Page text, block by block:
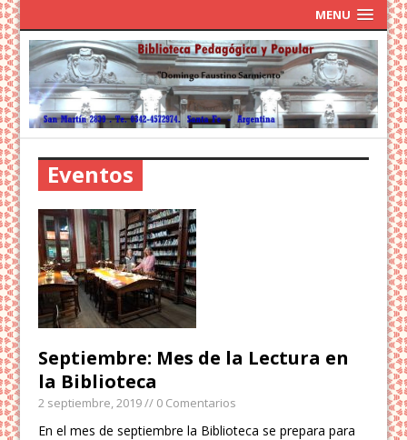
MENU
Eventos
Septiembre: Mes de la Lectura en
la Biblioteca
2 septiembre, 2019// 0 Comentarios
En el mes de septiembre la Biblioteca se prepara para